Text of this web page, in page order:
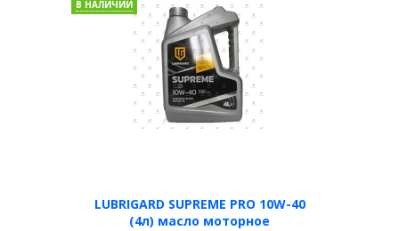
LUBRIGARD SUPREME PRO 10W-40
(4л) масло моторное
В НАЛИЧИИ